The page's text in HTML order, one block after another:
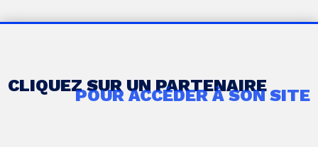
CLIQUEZ SUR UN PARTENAIRE
POUR ACCÉDER À SON SITE